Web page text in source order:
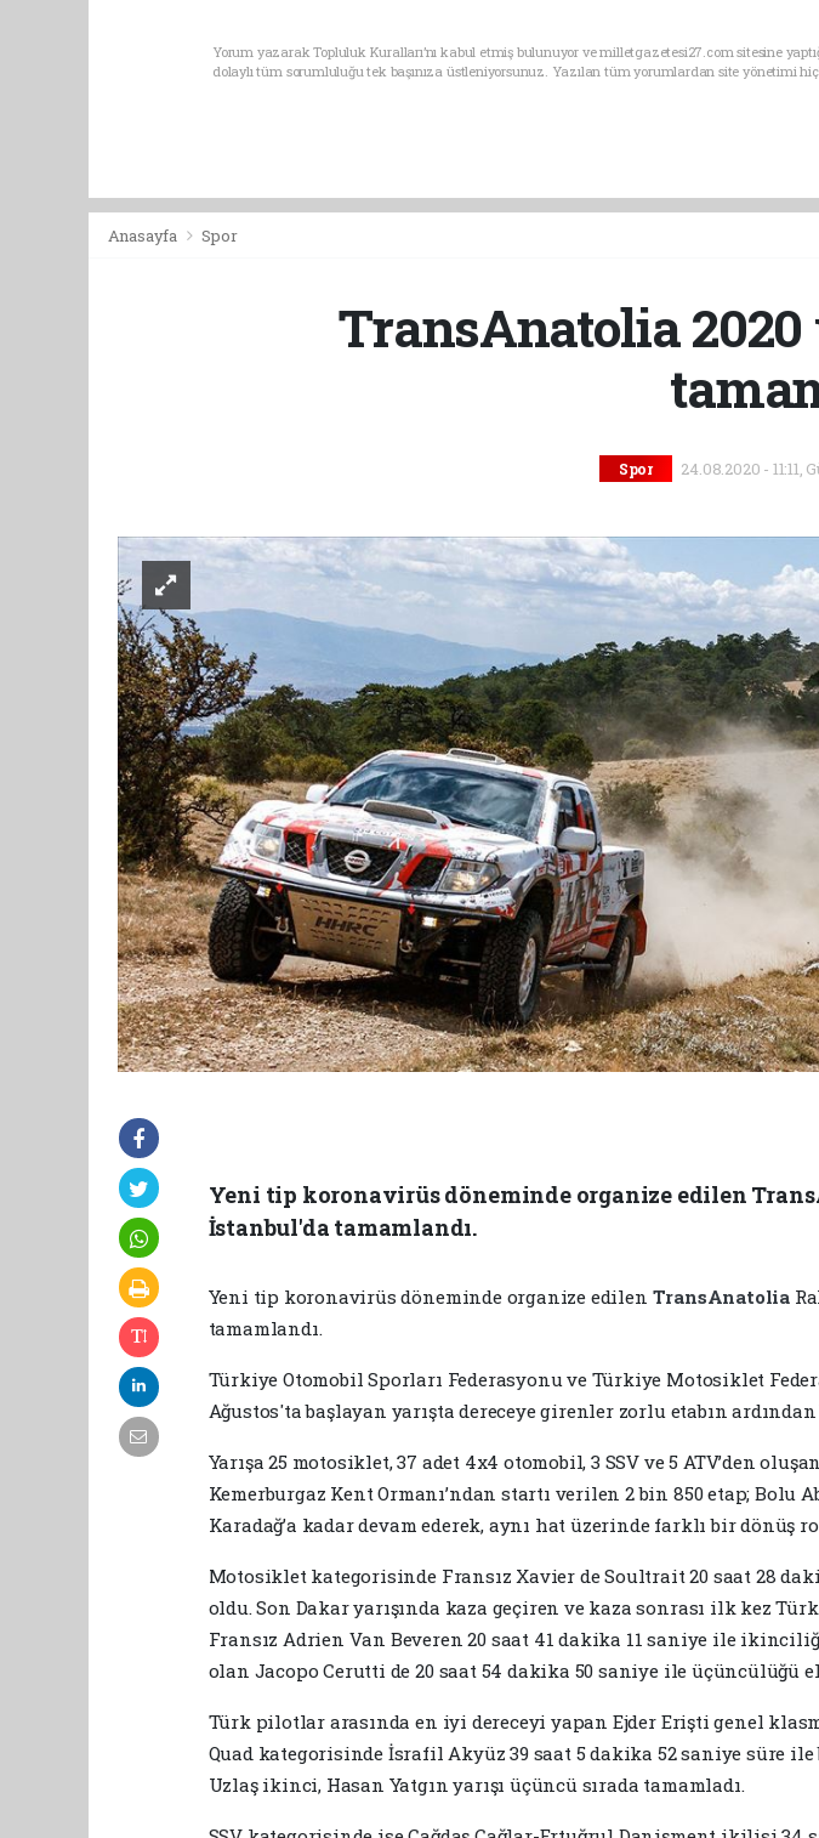
Yorum yazarak Topluluk Kuralları’nı kabul etmiş bulunuyor ve milletgazetesi27.com sitesine
dolaylı tüm sorumluluğu tek başınıza üstleniyorsunuz. Yazılan tüm yorumlardan site yönetimi
Anasayfa Spor
TransAnatolia 2020
Spor 24.08.2020 - 11:11,
Yeni tip koronavirüs döneminde organize edilen
İstanbul'da tamamlandı.
Yeni tip koronavirüs döneminde organize edilen TransAnatolia
tamamlandı.
Türkiye Otomobil Sporları Federasyonu ve Türkiye Motosiklet
Ağustos'ta başlayan yarışta dereceye girenler zorlu etabın
Yarışa 25 motosiklet, 37 adet 4x4 otomobil, 3 SSV ve 5 ATV’den
Kemerburgaz Kent Ormanı’ndan startı verilen 2 bin 850 etap; Bolu
Karadağ’a kadar devam ederek, aynı hat üzerinde farklı bir dönüş
Motosiklet kategorisinde Fransız Xavier de Soultrait 20 saat 28
oldu. Son Dakar yarışında kaza geçiren ve kaza sonrası ilk kez
Fransız Adrien Van Beveren 20 saat 41 dakika 11 saniye ile
olan Jacopo Cerutti de 20 saat 54 dakika 50 saniye ile üçüncülüğü
Türk pilotlar arasında en iyi dereceyi yapan Ejder Erişti genel
Quad kategorisinde İsrafil Akyüz 39 saat 5 dakika 52 saniye süre
Uzlaş ikinci, Hasan Yatgın yarışı üçüncü sırada tamamladı.